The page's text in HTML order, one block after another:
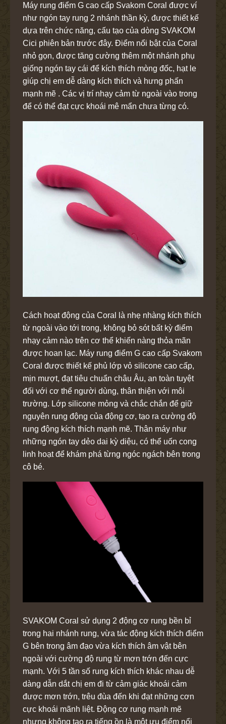
Máy rung điểm G cao cấp Svakom Coral được ví
như ngón tay rung 2 nhánh thần kỳ, được thiết kế
dựa trên chức năng, cấu tạo của dòng SVAKOM
Cici phiên bản trước đây. Điểm nổi bật của Coral
nhỏ gọn, được tăng cường thêm một nhánh phụ
giống ngón tay cái để kích thích mòng đốc, hạt le
giúp chị em dễ dàng kích thích và hưng phấn
mạnh mẽ . Các vị trí nhạy cảm từ ngoài vào trong
để có thể đạt cực khoái mê mẩn chưa từng có.
Cách hoạt động của Coral là nhẹ nhàng kích thích
từ ngoài vào tới trong, không bỏ sót bất kỳ điểm
nhạy cảm nào trên cơ thể khiến nàng thỏa mãn
được hoan lạc. Máy rung điểm G cao cấp Svakom
Coral được thiết kế phủ lớp vỏ silicone cao cấp,
mịn mượt, đạt tiêu chuẩn châu Âu, an toàn tuyệt
đối với cơ thể người dùng, thân thiện với môi
trường. Lớp silicone mỏng và chắc chắn để giữ
nguyên rung động của động cơ, tạo ra cường độ
rung động kích thích mạnh mẽ. Thân máy như
những ngón tay dẻo dai kỳ diệu, có thể uốn cong
linh hoạt để khám phá từng ngóc ngách bên trong
cô bé.
SVAKOM Coral sử dụng 2 động cơ rung bền bỉ
trong hai nhánh rung, vừa tác động kích thích điểm
G bên trong âm đạo vừa kích thích âm vật bên
ngoài với cường độ rung từ mơn trớn đến cực
mạnh. Với 5 tần số rung kích thích khác nhau dễ
dàng dẫn dắt chị em đi từ cảm giác khoái cảm
được mơn trớn, trêu đùa đến khi đạt những cơn
cực khoái mãnh liệt. Động cơ rung mạnh mẽ
nhưng không tạo ra tiếng ồn là một ưu điểm nổi